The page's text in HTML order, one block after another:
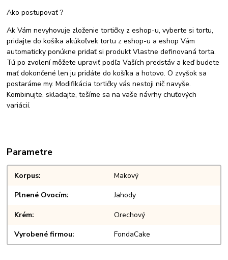
Ako postupovať ?
Ak Vám nevyhovuje zloženie tortičky z eshop-u, vyberte si tortu,
pridajte do košíka akúkoľvek tortu z eshop-u a eshop Vám
automaticky ponúkne pridať si produkt Vlastne definovaná torta.
Tú po zvolení môžete upraviť podľa Vaších predstáv a keď budete
mať dokončené len ju pridáte do košíka a hotovo. O zvyšok sa
postaráme my. Modifikácia tortičky vás nestoji nič navyše.
Kombinujte, skladajte, tešíme sa na vaše návrhy chuťových
variácií.
Parametre
Korpus Makový
Plnené Ovocím Jahody
Krém Orechový
Vyrobené firmou FondaCake